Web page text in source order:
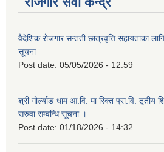
वैदेशिक रोजगार सन्तती छात्रवृत्ति सहायताका
सूचना
Post date: 05/05/2026 - 12:59
श्री गोर्ल्याङ धाम आ.वि. मा रिक्त प्रा.वि. तृतीय
सरुवा सम्वन्धि सूचना ।
Post date: 01/18/2026 - 14:32